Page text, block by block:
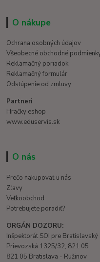
O nákupe
Ochrana osobných údajov
Všeobecné obchodné
Reklamačný poriadok
Reklamačný formulár
Odstúpenie od zmluvy
Partneri
Hračky eshop
www.eduservis.sk
O nás
Prečo nakupovať u nás
Zľavy
Veľkoobchod
Potrebujete poradiť?
ORGÁN DOZORU:
Inšpektorát SOI pre Bratislavský
Prievozská 1325/32, 821 05
821 05 Bratislava - Ružinov